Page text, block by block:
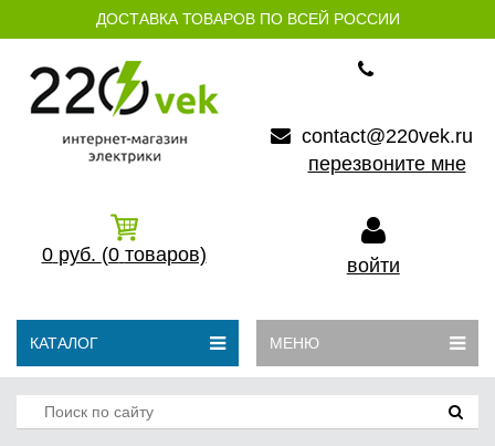
ДОСТАВКА ТОВАРОВ ПО ВСЕЙ РОССИИ
contact@220vek.ru
перезвоните мне
0 руб. (0 товаров) войти
КАТАЛОГ МЕНЮ